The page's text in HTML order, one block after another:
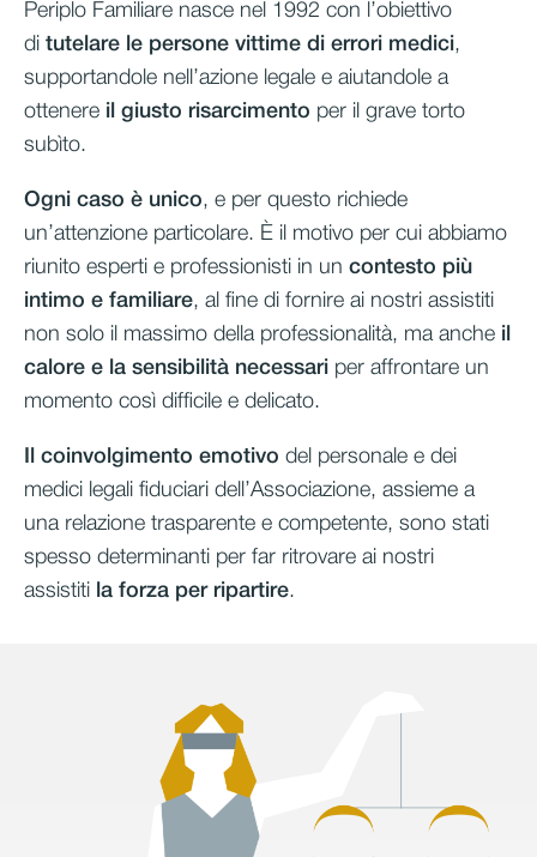
Periplo Familiare nasce nel 1992 con l’obiettivo
di tutelare le persone vittime di errori medici,
supportandole nell’azione legale e aiutandole a
ottenere il giusto risarcimento per il grave torto
subìto.
Ogni caso è unico, e per questo richiede
un’attenzione particolare. È il motivo per cui abbiamo
riunito esperti e professionisti in un contesto più
intimo e familiare, al fine di fornire ai nostri assistiti
non solo il massimo della professionalità, ma anche il
calore e la sensibilità necessari per affrontare un
momento così difficile e delicato.
Il coinvolgimento emotivo del personale e dei
medici legali fiduciari dell’Associazione, assieme a
una relazione trasparente e competente, sono stati
spesso determinanti per far ritrovare ai nostri
assistiti la forza per ripartire.